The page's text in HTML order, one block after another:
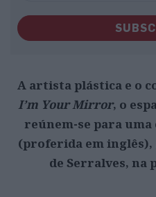
A artista plástica e o
I’m Your Mirror, o
reúnem-se para
(proferida em
de Serralves, na